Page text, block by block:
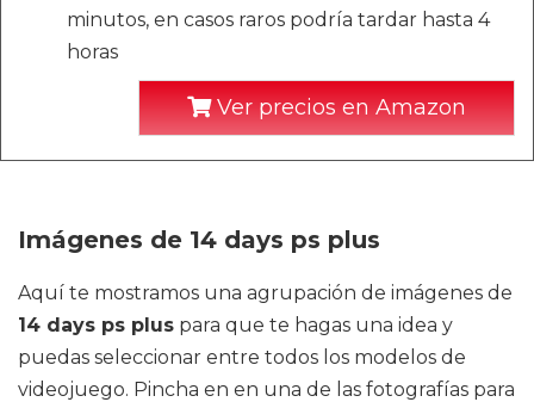
minutos, en casos raros podría tardar hasta 4
horas
Ver precios en Amazon
Imágenes de 14 days ps plus
Aquí te mostramos una agrupación de imágenes de
14 days ps plus para que te hagas una idea y
puedas seleccionar entre todos los modelos de
videojuego. Pincha en en una de las fotografías para